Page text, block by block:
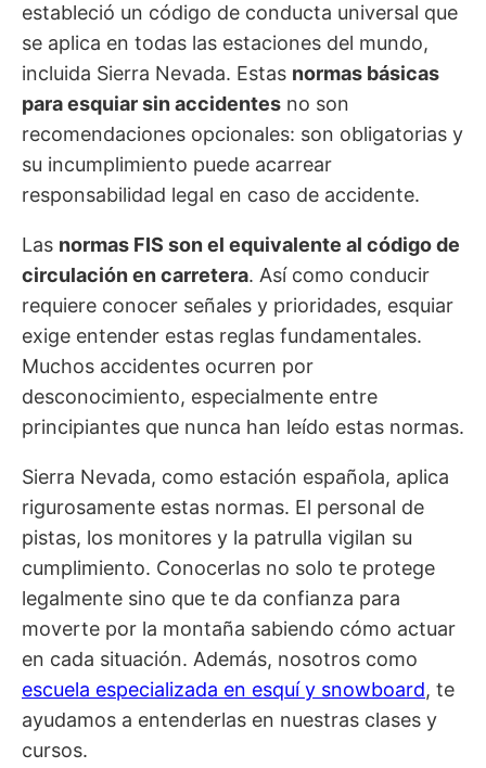
estableció un código de conducta universal que
se aplica en todas las estaciones del mundo,
incluida Sierra Nevada. Estas normas básicas
para esquiar sin accidentes no son
recomendaciones opcionales: son obligatorias y
su incumplimiento puede acarrear
responsabilidad legal en caso de accidente.
Las normas FIS son el equivalente al código de
circulación en carretera. Así como conducir
requiere conocer señales y prioridades, esquiar
exige entender estas reglas fundamentales.
Muchos accidentes ocurren por
desconocimiento, especialmente entre
principiantes que nunca han leído estas normas.
Sierra Nevada, como estación española, aplica
rigurosamente estas normas. El personal de
pistas, los monitores y la patrulla vigilan su
cumplimiento. Conocerlas no solo te protege
legalmente sino que te da confianza para
moverte por la montaña sabiendo cómo actuar
en cada situación. Además, nosotros como
escuela especializada en esquí y snowboard, te
ayudamos a entenderlas en nuestras clases y
cursos.